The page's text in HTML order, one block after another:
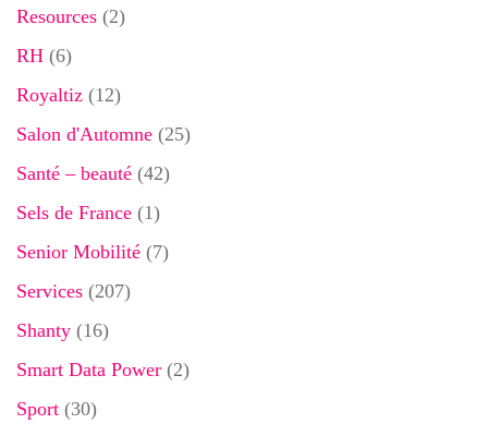
Resources (2)
RH (6)
Royaltiz (12)
Salon d'Automne (25)
Santé – beauté (42)
Sels de France (1)
Senior Mobilité (7)
Services (207)
Shanty (16)
Smart Data Power (2)
Sport (30)